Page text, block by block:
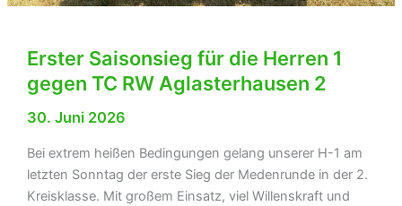
Erster Saisonsieg für die Herren 1
gegen TC RW Aglasterhausen 2
30. Juni 2026
Bei extrem heißen Bedingungen gelang unserer H-1 am
letzten Sonntag der erste Sieg der Medenrunde in der 2.
Kreisklasse. Mit großem Einsatz, viel Willenskraft und